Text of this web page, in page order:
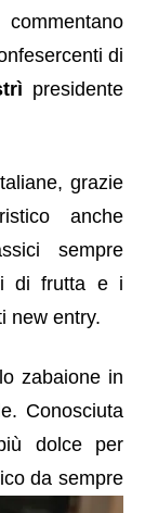
di
presidente
grazie
anche
sempre
di frutta e i
new entry.
zabaione in
Conosciuta
dolce per
da sempre